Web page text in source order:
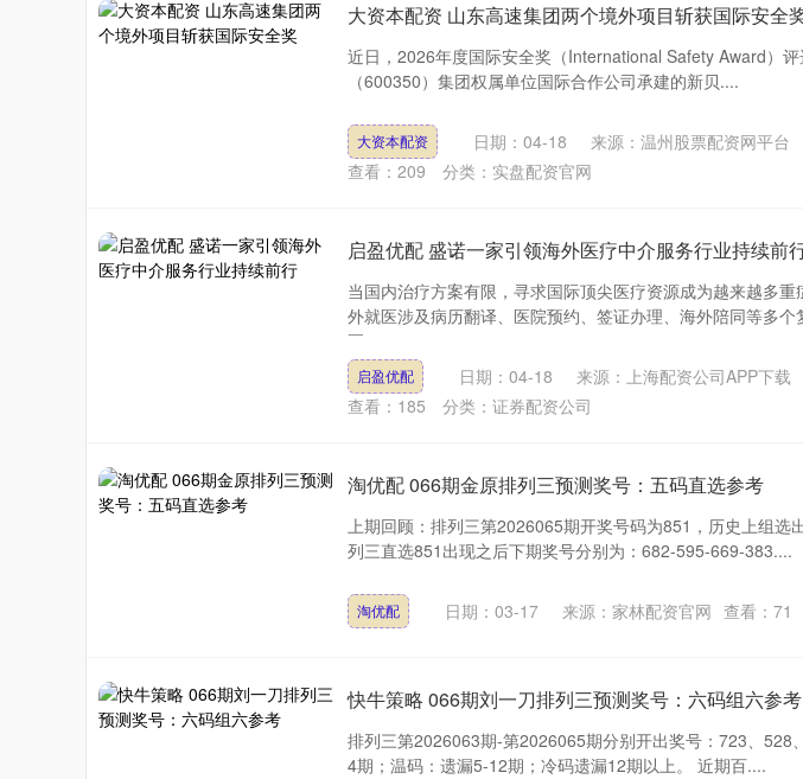
大资本配资 山东高速集团两个境外项目斩获国际安全
近日，2026年度国际安全奖（International Safety Award）
（600350）集团权属单位国际合作公司承建的新贝....
大资本配资 日期：04-18
来源：温州股票配资网平台
查看： 209 分类： 实盘配资官网
启盈优配 盛诺一家引领海外医疗中介服务行业持续前
当国内治疗方案有限，寻求国际顶尖医疗资源成为越来越多
外就医涉及病历翻译、医院预约、签证办理、海外陪同等多
要....
启盈优配 日期：04-18
来源：上海配资公司APP下载
查看： 185 分类： 证券配资公司
淘优配 066期金原排列三预测奖号：五码直选参考
上期回顾：排列三第2026065期开奖号码为851，历史上组选
列三直选851出现之后下期奖号分别为：682-595-669-383....
淘优配 日期：03-17 来源：家林配资官网 查看： 71
快牛策略 066期刘一刀排列三预测奖号：六码组六参考
排列三第2026063期-第2026065期分别开出奖号：723、528
4期；温码：遗漏5-12期；冷码遗漏12期以上。 近期百....